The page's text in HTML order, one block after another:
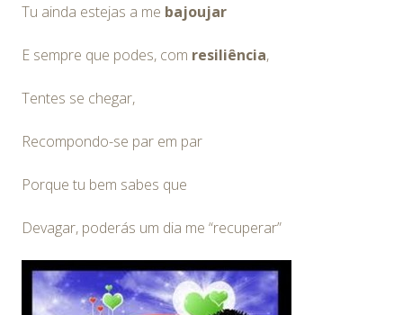
Tu ainda estejas a me bajoujar
E sempre que podes, com resiliência,
Tentes se chegar,
Recompondo-se par em par
Porque tu bem sabes que
Devagar, poderás um dia me “recuperar”